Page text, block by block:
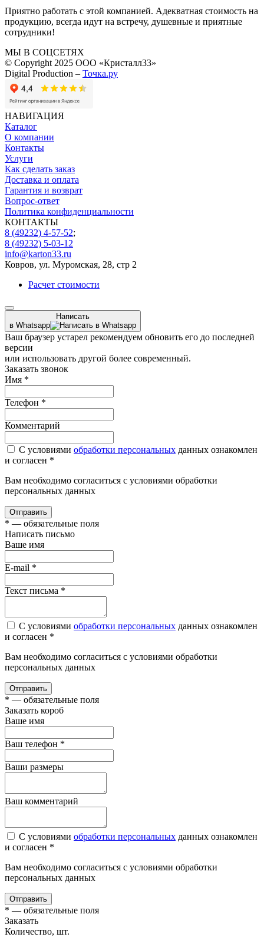
Приятно работать с этой компанией. Адекватная стоимость на
продукцию, всегда идут на встречу, душевные и приятные
сотрудники!
МЫ В СОЦСЕТЯХ
© Copyright 2025 ООО «Кристалл33»
Digital Production – Точка.ру
НАВИГАЦИЯ
Каталог
О компании
Контакты
Услуги
Как сделать заказ
Доставка и оплата
Гарантия и возврат
Вопрос-ответ
Политика конфиденциальности
КОНТАКТЫ
8 (49232) 4-57-52;
8 (49232) 5-03-12
info@karton33.ru
Ковров, ул. Муромская, 28, стр 2
Расчет стоимости
Написать
в Whatsapp
Ваш браузер устарел рекомендуем обновить его до последней
версии
или использовать другой более современный.
Заказать звонок
Имя *
Телефон *
Комментарий
С условиями обработки персональных данных ознакомлен
и согласен *
Вам необходимо согласиться с условиями обработки
персональных данных
Отправить
* — обязательные поля
Написать письмо
Ваше имя
E-mail *
Текст письма *
С условиями обработки персональных данных ознакомлен
и согласен *
Вам необходимо согласиться с условиями обработки
персональных данных
Отправить
* — обязательные поля
Заказать короб
Ваше имя
Ваш телефон *
Ваши размеры
Ваш комментарий
С условиями обработки персональных данных ознакомлен
и согласен *
Вам необходимо согласиться с условиями обработки
персональных данных
Отправить
* — обязательные поля
Заказать
Количество, шт.